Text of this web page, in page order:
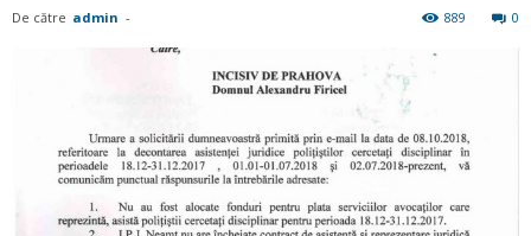
De către admin - 0
889